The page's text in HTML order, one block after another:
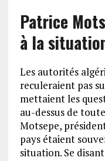
Patrice
à la
Les autorités
reculeraient pas
mettaient les
au-dessus de
Motsepe,
pays étaient
situation. Se